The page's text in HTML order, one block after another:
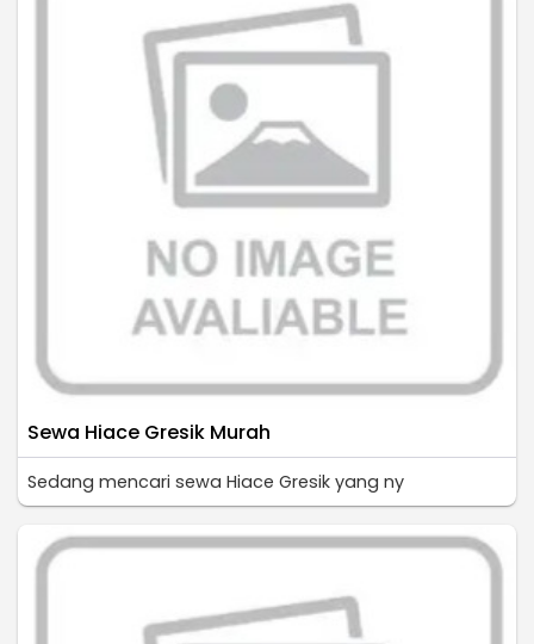
Sewa Hiace Gresik Murah
Sedang mencari sewa Hiace Gresik yang ny